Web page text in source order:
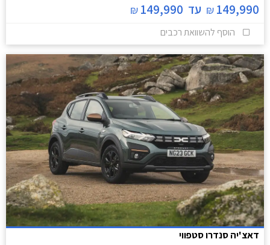
149,990
₪ עד 149,990
₪
הוסף להשוואת רכבים
דאצ'יה סנדרו סטפווי